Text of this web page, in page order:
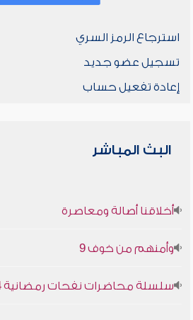
استرجاع الرمز السري
تسجيل عضو جديد
إعادة تفعيل حساب
البث المباشر
أخلاقنا أصالة ومعاصرة
وأمنهم من خوف 9
سلسلة محاضرات نفحات رمضانية 1444هـ